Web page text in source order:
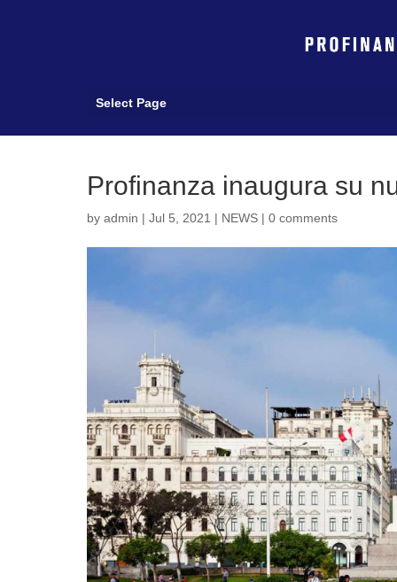
Select Page
Profinanza inaugura su
by admin | Jul 5, 2021 | NEWS | 0 comments